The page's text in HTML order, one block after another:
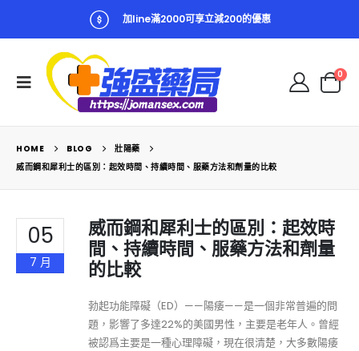
加line滿2000可享立減200的優惠
0
HOME BLOG
壯陽藥
威而鋼和犀利士的區別：起效時間、持續時間、服藥方法和劑量的比較
05
7 月
威而鋼和犀利士的區別：起效時
間、持續時間、服藥方法和劑量
的比較
勃起功能障礙（ED）——陽痿——是一個非常普遍的問
題，影響了多達22%的美國男性，主要是老年人。曾經
被認爲主要是一種心理障礙，現在很清楚，大多數陽痿